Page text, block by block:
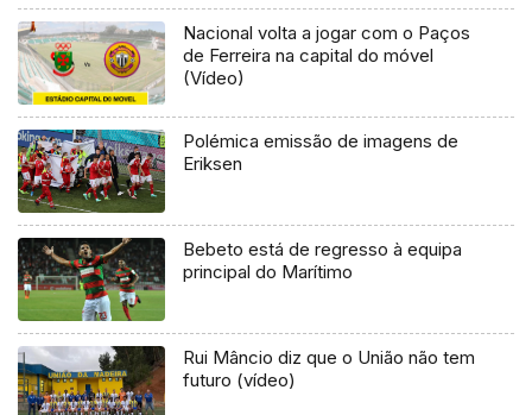
Nacional volta a jogar com o Paços
de Ferreira na capital do móvel
(Vídeo)
Polémica emissão de imagens de
Eriksen
Bebeto está de regresso à equipa
principal do Marítimo
Rui Mâncio diz que o União não tem
futuro (vídeo)